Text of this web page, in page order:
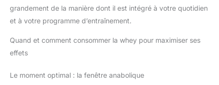
grandement de la manière dont il est intégré à votre quotidien
et à votre programme d’entraînement.
Quand et comment consommer la whey pour maximiser ses
effets
Le moment optimal : la fenêtre anabolique